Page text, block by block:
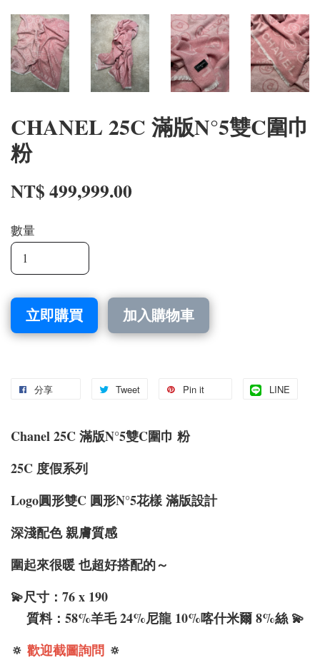
CHANEL 25C 滿版N°5雙C圍巾
粉
NT$ 499,999.00
數量
立即購買 加入購物車
分享 Tweet Pin it LINE
Chanel 25C 滿版N°5雙C圍巾 粉
25C 度假系列
Logo圓形雙C 圓形N°5花樣 滿版設計
深淺配色 親膚質感
圍起來很暖 也超好搭配的～
💫尺寸：76 x 190
質料：58%羊毛 24%尼龍 10%喀什米爾 8%絲 💫
🔅 歡迎截圖詢問 🔅